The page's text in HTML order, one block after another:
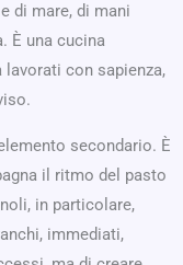
di mare, di mani
È una cucina
con sapienza,
secondario. È
il ritmo del pasto
in particolare,
immediati,